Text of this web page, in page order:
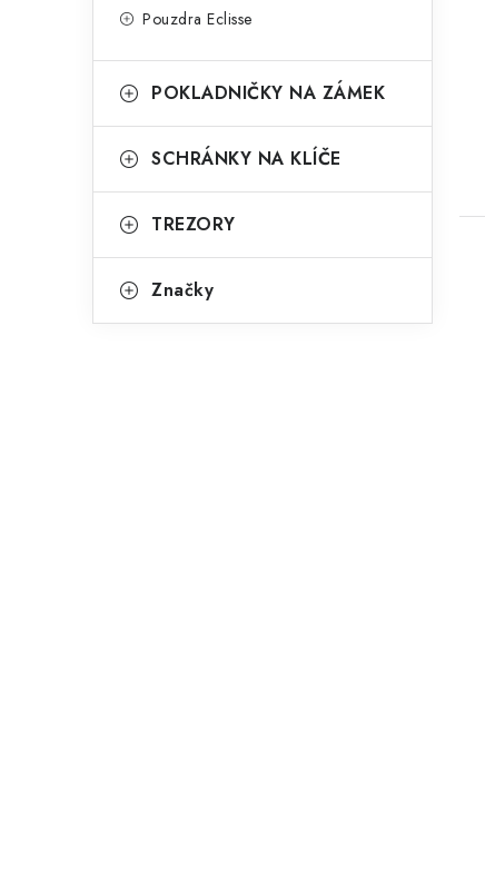
Pouzdra Eclisse
POKLADNIČKY NA ZÁMEK
SCHRÁNKY NA KLÍČE
TREZORY
Značky